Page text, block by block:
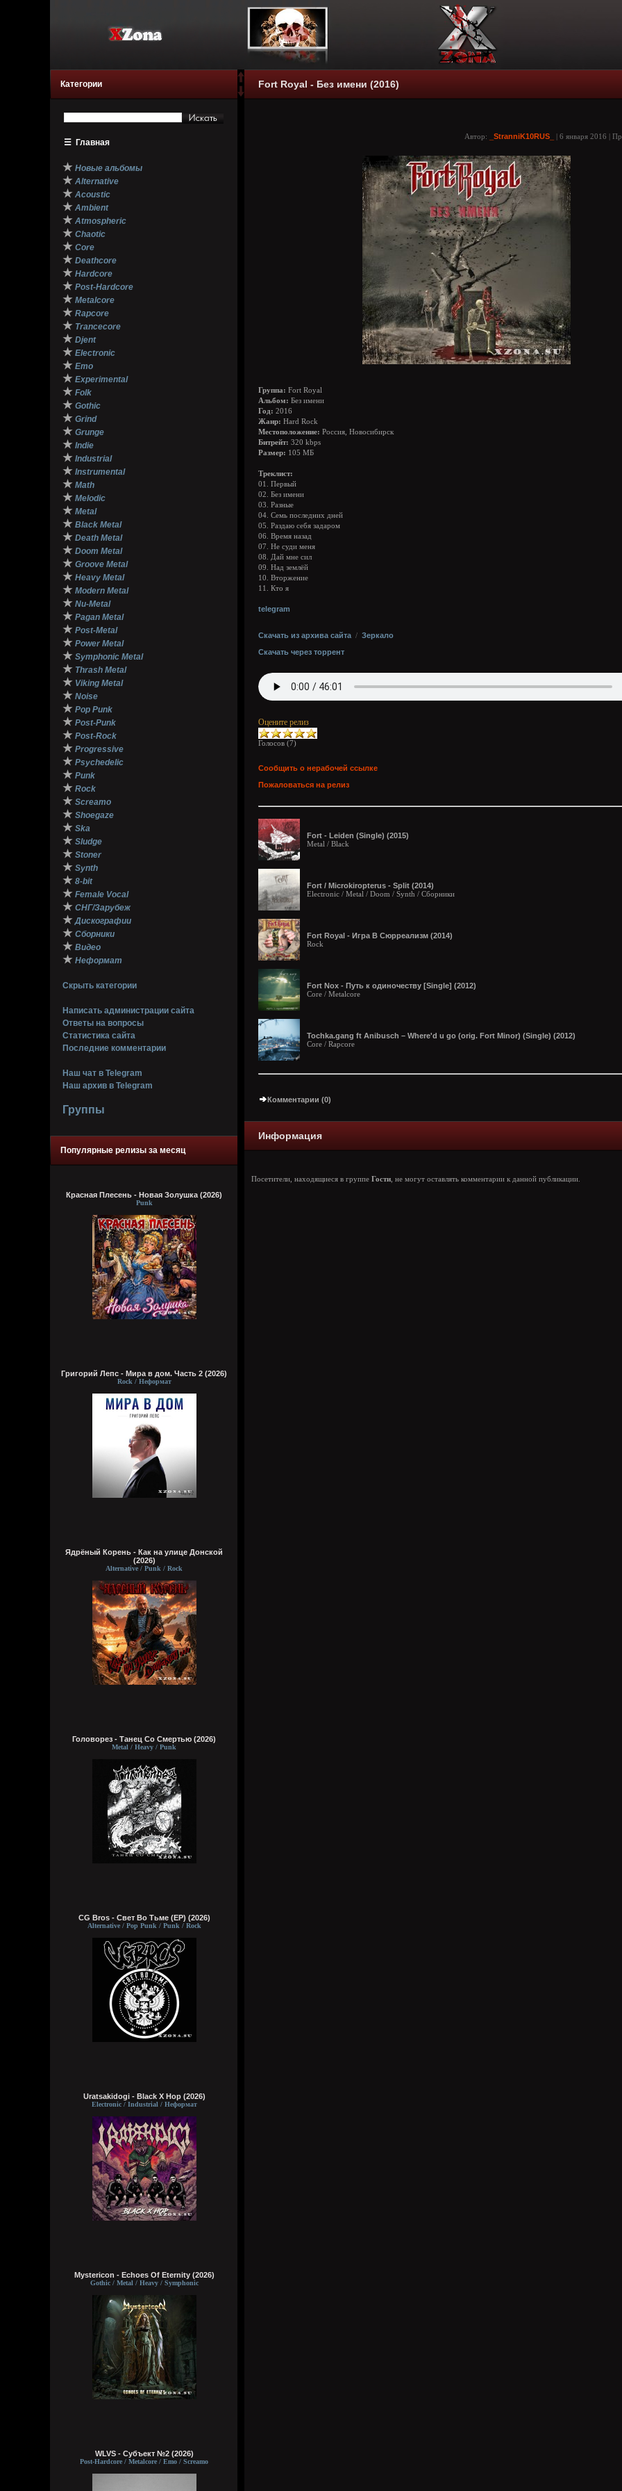
Категории
☰ Главная
★ Новые альбомы
★ Alternative
★ Acoustic
★ Ambient
★ Atmospheric
★ Chaotic
★ Core
★ Deathcore
★ Hardcore
★ Post-Hardcore
★ Metalcore
★ Rapcore
★ Trancecore
★ Djent
★ Electronic
★ Emo
★ Experimental
★ Folk
★ Gothic
★ Grind
★ Grunge
★ Indie
★ Industrial
★ Instrumental
★ Math
★ Melodic
★ Metal
★ Black Metal
★ Death Metal
★ Doom Metal
★ Groove Metal
★ Heavy Metal
★ Modern Metal
★ Nu-Metal
★ Pagan Metal
★ Post-Metal
★ Power Metal
★ Symphonic Metal
★ Thrash Metal
★ Viking Metal
★ Noise
★ Pop Punk
★ Post-Punk
★ Post-Rock
★ Progressive
★ Psychedelic
★ Punk
★ Rock
★ Screamo
★ Shoegaze
★ Ska
★ Sludge
★ Stoner
★ Synth
★ 8-bit
★ Female Vocal
★ СНГ/Зарубеж
★ Дискографии
★ Сборники
★ Видео
★ Неформат
Скрыть категории
Написать администрации сайта
Ответы на вопросы
Статистика сайта
Последние комментарии
Наш чат в Telegram
Наш архив в Telegram
Группы
Популярные релизы за месяц
Красная Плесень - Новая Золушка (2026)
Punk
Григорий Лепс - Мира в дом. Часть 2 (2026)
Rock / Неформат
Ядрёный Корень - Как на улице Донской
(2026)
Alternative / Punk / Rock
Головорез - Tанец Со Смертью (2026)
Metal / Heavy / Punk
CG Bros - Свет Во Тьме (EP) (2026)
Alternative / Pop Punk / Punk / Rock
Uratsakidogi - Black X Hop (2026)
Electronic / Industrial / Неформат
Mystericon - Echoes Of Eternity (2026)
Gothic / Metal / Heavy / Symphonic
WLVS - Субъект №2 (2026)
Post-Hardcore / Metalcore / Emo / Screamo
Fort Royal - Без имени (2016)
Автор: _StranniK10RUS_ | 6 января 2016 |
Группа: Fort Royal
Альбом: Без имени
Год: 2016
Жанр: Hard Rock
Местоположение: Россия, Новосибирск
Битрейт: 320 kbps
Размер: 105 МБ
Треклист:
01. Первый
02. Без имени
03. Разные
04. Семь последних дней
05. Раздаю себя задаром
06. Время назад
07. Не суди меня
08. Дай мне сил
09. Над землёй
10. Вторжение
11. Кто я
telegram
Скачать из архива сайта / Зеркало
Скачать через торрент
Оцените релиз
Голосов (7)
Сообщить о нерабочей ссылке
Пожаловаться на релиз
Fort - Leiden (Single) (2015)
Metal / Black
Fort / Microkiropterus - Split (2014)
Electronic / Metal / Doom / Synth / Сборники
Fort Royal - Игра В Сюрреализм (2014)
Rock
Fort Nox - Путь к одиночеству [Single] (2012)
Core / Metalcore
Tochka.gang ft Anibusch – Where'd u go (orig. Fort Minor) (Single) (2012)
Core / Rapcore
Комментарии (0)
Информация
Посетители, находящиеся в группе Гости , не могут оставлять комментарии к данной публикации.